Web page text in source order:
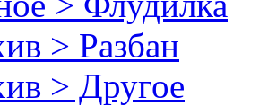
> Разбан
> Другое